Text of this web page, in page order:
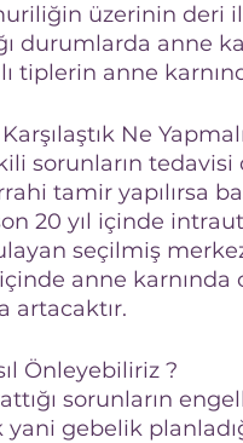
üzerinin deri
durumlarda anne
tiplerin anne
Ne
sorunların tedavisi
tamir yapılırsa
20 yıl içinde
seçilmiş
anne
artacaktır.
Önleyebiliriz ?
sorunların
yani gebelik